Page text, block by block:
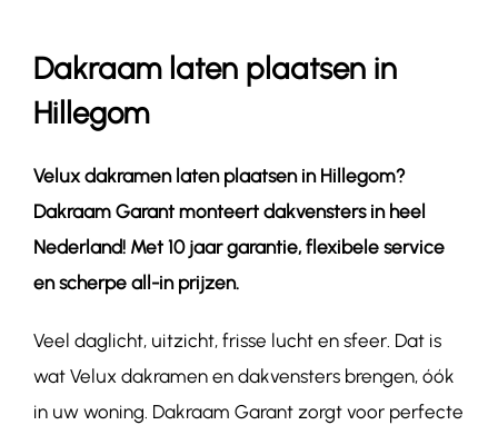
Contact
Dakraam laten plaatsen in
Hillegom
Velux dakramen laten plaatsen in Hillegom?
Dakraam Garant monteert dakvensters in heel
Nederland! Met 10 jaar garantie, flexibele service
en scherpe all-in prijzen.
Veel daglicht, uitzicht, frisse lucht en sfeer. Dat is
wat Velux dakramen en dakvensters brengen, óók
in uw woning. Dakraam Garant zorgt voor perfecte